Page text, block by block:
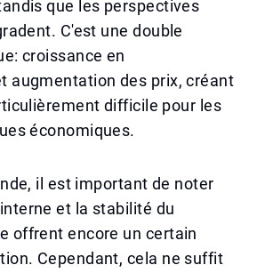
que les perspectives
C'est une double
croissance en
augmentation des prix, créant
difficile pour les
économiques.
il est important de noter
et la stabilité du
offrent encore un certain
Cependant, cela ne suffit